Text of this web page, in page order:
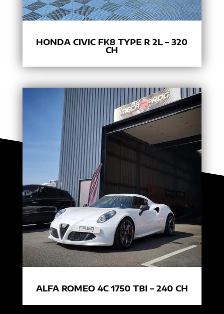
HONDA CIVIC FK8 TYPE R 2L – 320
CH
ALFA ROMEO 4C 1750 TBI – 240 CH